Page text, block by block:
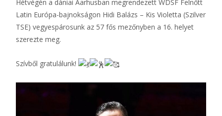
Hétvégén a dániai Aarhusban megrendezett WDSF Felnőtt
Latin Európa-bajnokságon Hidi Balázs – Kis Violetta (Szilver
TSE) vegyespárosunk az 57 fős mezőnyben a 16. helyet
szerezte meg.
Szívből gratulálunk!